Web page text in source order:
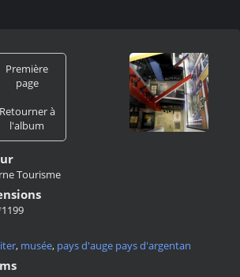
Première
page
Retourner à
l'album
Tourisme
, musée, pays d'auge pays d'argentan